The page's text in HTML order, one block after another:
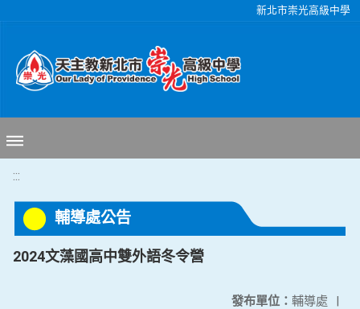
新北市崇光高級中學
:::
輔導處公告
2024文藻國高中雙外語冬令營
發布單位： 輔導處 |